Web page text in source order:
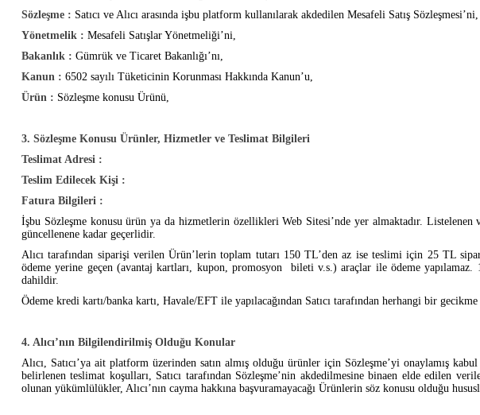
Sözleşme : Satıcı ve Alıcı arasında işbu platform kullanılarak akdedilen Mesafeli Satış Sözleşmesi’ni,
Yönetmelik : Mesafeli Satışlar Yönetmeliği’ni,
Bakanlık : Gümrük ve Ticaret Bakanlığı’nı,
Kanun : 6502 sayılı Tüketicinin Korunması Hakkında Kanun’u,
Ürün : Sözleşme konusu Ürünü,
3. Sözleşme Konusu Ürünler, Hizmetler ve Teslimat Bilgileri
Teslimat Adresi :
Teslim Edilecek Kişi :
Fatura Bilgileri :
İşbu Sözleşme konusu ürün ya da hizmetlerin özellikleri Web Sitesi’nde yer almaktadır.
güncellenene kadar geçerlidir.
Alıcı tarafından siparişi verilen Ürün’lerin toplam tutarı 150 TL’den az ise teslimi için 25 TL
ödeme yerine geçen (avantaj kartları, kupon, promosyon bileti v.s.) araçlar ile ödeme
dahildir.
Ödeme kredi kartı/banka kartı, Havale/EFT ile yapılacağından Satıcı tarafından herhangi bir
4. Alıcı’nın Bilgilendirilmiş Olduğu Konular
Alıcı, Satıcı’ya ait platform üzerinden satın almış olduğu ürünler için Sözleşme’yi onaylamış
belirlenen teslimat koşulları, Satıcı tarafından Sözleşme’nin akdedilmesine binaen elde edilen
olunan yükümlülükler, Alıcı’nın cayma hakkına başvuramayacağı Ürünlerin söz konusu olduğu